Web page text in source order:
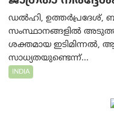
ഡൽഹി, ഉത്തർപ്രദേശ്,
സംസ്ഥാനങ്ങളിൽ
ശക്തമായ ഇടിമിന്നൽ,
സാധ്യതയുണ്ടെന്ന്...
INDIA